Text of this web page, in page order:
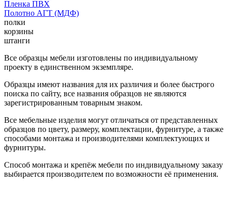
Пленка ПВХ
Полотно АГТ (МДФ)
полки
корзины
штанги
Все образцы мебели изготовлены по индивидуальному
проекту в единственном экземпляре.
Образцы имеют названия для их различия и более быстрого
поиска по сайту, все названия образцов не являются
зарегистрированным товарным знаком.
Все мебельные изделия могут отличаться от представленных
образцов по цвету, размеру, комплектации, фурнитуре, а также
способами монтажа и производителями комплектующих и
фурнитуры.
Способ монтажа и крепёж мебели по индивидуальному заказу
выбирается производителем по возможности её применения.